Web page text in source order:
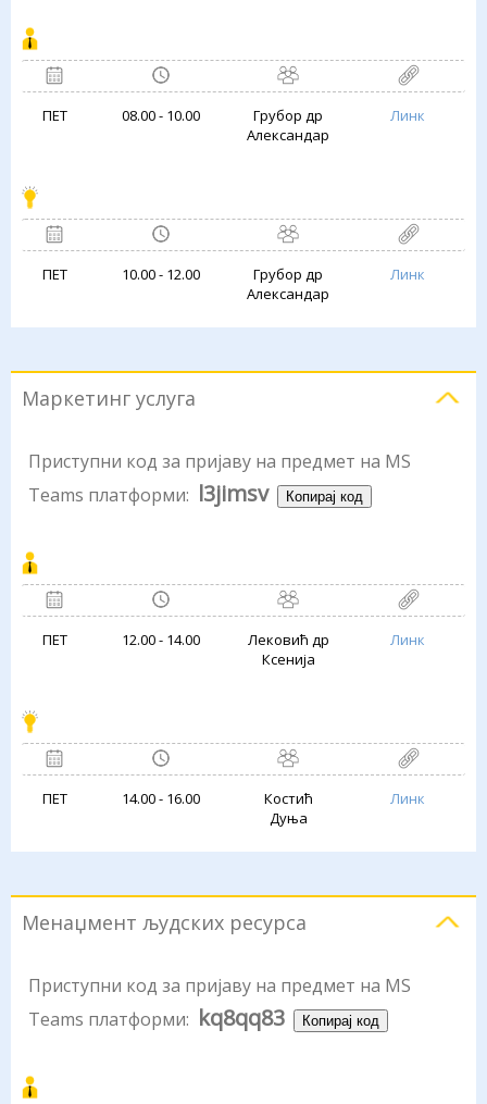
ПЕТ 08.00 - 10.00
Грубор др
Александар
Линк
ПЕТ 10.00 - 12.00
Грубор др
Александар
Линк
Маркетинг услуга
Приступни код за пријаву на предмет на MS
Teams платформи: l3jimsv Копирај код
ПЕТ 12.00 - 14.00
Лековић др
Ксенија
Линк
ПЕТ 14.00 - 16.00
Костић
Дуња
Линк
Менаџмент људских ресурса
Приступни код за пријаву на предмет на MS
Teams платформи: kq8qq83 Копирај код